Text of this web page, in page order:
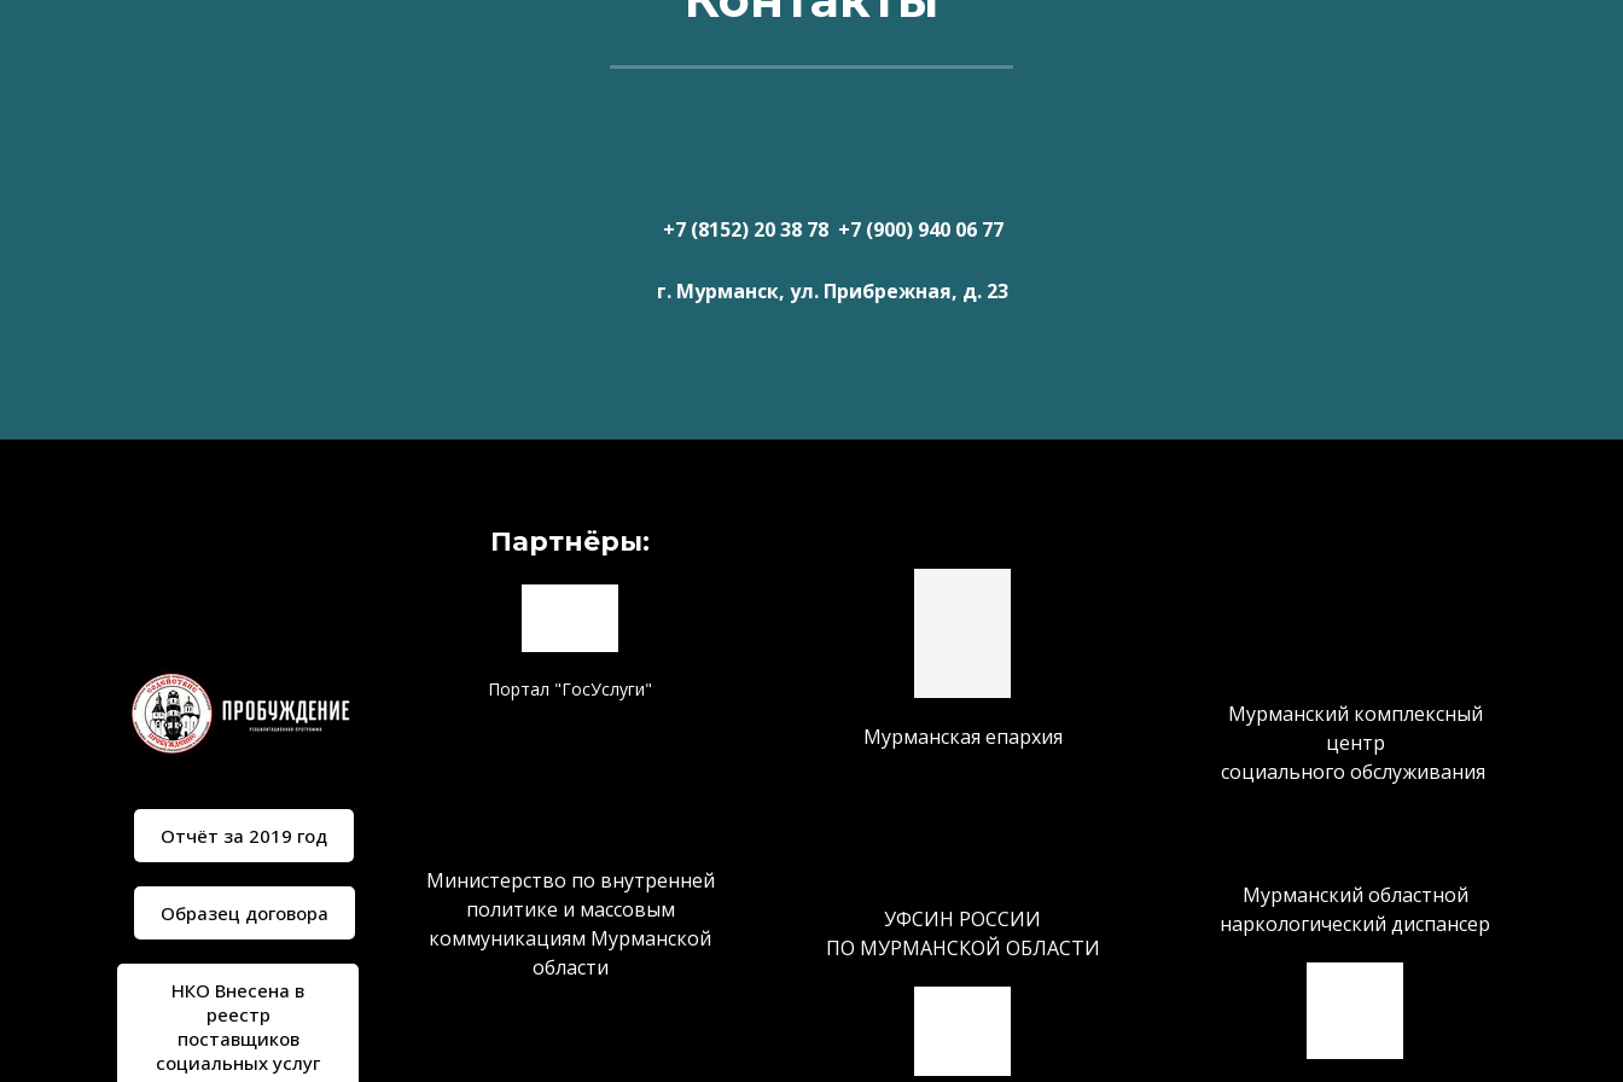
+7 (8152) 20 38 78 +7 (900) 940 06 77
г. Мурманск, ул. Прибрежная, д. 23
Отчёт за 2019 год
Образец договора
НКО Внесена в
реестр
поставщиков
социальных услуг
Партнёры:
Портал "ГосУслуги"
Министерство по внутренней
политике и массовым
коммуникациям Мурманской
области
Мурманская епархия
УФСИН РОССИИ
ПО МУРМАНСКОЙ ОБЛАСТИ
Мурманский комплексный
центр
социального обслуживания
Мурманский областной
наркологический диспансер